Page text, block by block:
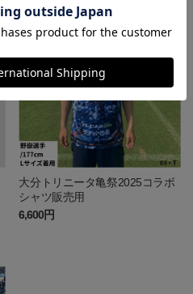
大分トリニータ亀祭2025コラボ
シャツ販売用
6,600円